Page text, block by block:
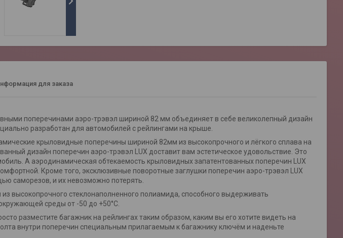
для заказа
поперечинами аэро-трэвэл шириной 82 мм объединяет в себе великолепный дизайн
разработан для автомобилей с рейлингами на крыше.
крыловидные поперечины шириной 82мм из высокопрочного и лёгкого сплава на
дизайн поперечин аэро-трэвэл LUX доставит вам эстетическое удовольствие. Это
А аэродинамическая обтекаемость крыловидных запатентованных поперечин LUX
Кроме того, эксклюзивные поворотные заглушки поперечин аэро-трэвэл LUX
саморезов, и их невозможно потерять.
высокопрочного стеклонаполненного полиамида, способного выдерживать
среды от -50 до +50°C.
разместите багажник на рейлингах таким образом, каким вы его хотите видеть на
внутри поперечин специальным прилагаемым к багажнику ключём и наденьте